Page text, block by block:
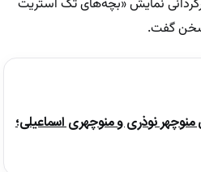
seconds
نمایش «بچه‌های تک استریت
سخن گفت.
نوذری و منوچهری اسماعیلی؛